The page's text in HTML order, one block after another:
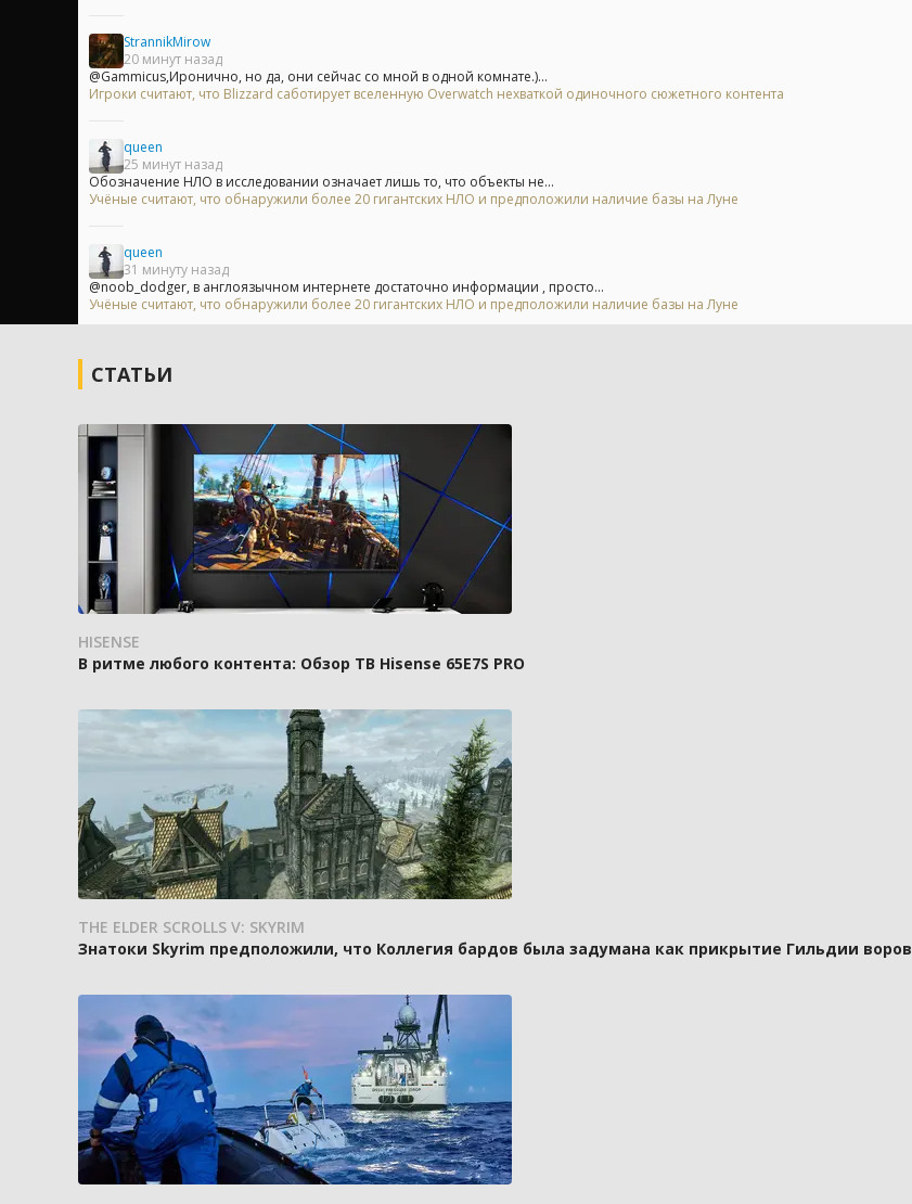
StrannikMirow
20 минут назад
@Gammicus,Иронично, но да, они сейчас со мной в одной комнате.)...
Игроки считают, что Blizzard саботирует вселенную Overwatch нехваткой одиночного сюжетного контента
queen
25 минут назад
Обозначение НЛО в исследовании означает лишь то, что объекты не...
Учёные считают, что обнаружили более 20 гигантских НЛО и предположили наличие базы на Луне
queen
31 минуту назад
@noob_dodger, в англоязычном интернете достаточно информации , просто...
Учёные считают, что обнаружили более 20 гигантских НЛО и предположили наличие базы на Луне
СТАТЬИ
HISENSE
В ритме любого контента: Обзор ТВ Hisense 65E7S PRO
THE ELDER SCROLLS V: SKYRIM
Знатоки Skyrim предположили, что Коллегия бардов была задумана как прикрытие Гильдии воров